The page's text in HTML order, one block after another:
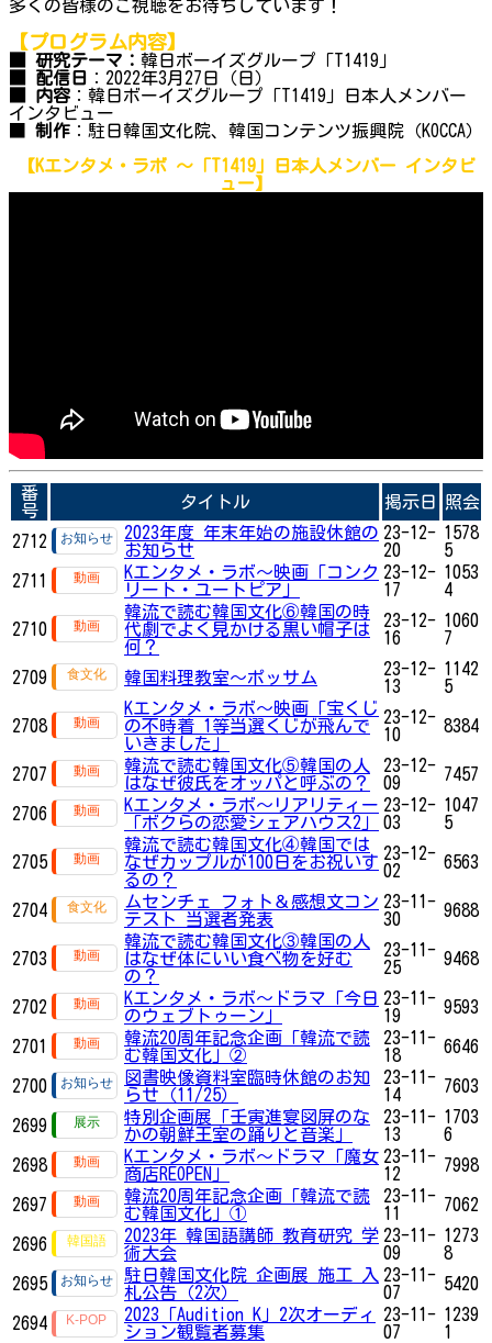
多くの皆様のご視聴をお待ちしています！
【プログラム内容】
■ 研究テーマ： 韓日ボーイズグループ「T1419」
■ 配信日
：2022年3月27日（日）
■ 内容 ：韓日ボーイズグループ「T1419」日本人メンバー
インタビュー
制作 ：駐日韓国文化院、韓国コンテンツ振興院（KOCCA）
【Kエンタメ・ラボ ～「T1419」日本人メンバー インタビ
ュー】
番
号
タイトル 掲示日 照会
2712
2023年度 年末年始の施設休館の
お知らせ
23-12-
20
1578
5
2711
Kエンタメ・ラボ～映画「コンク
リート・ユートピア」
23-12-
17
1053
4
2710
韓流で読む韓国文化⑥韓国の時
代劇でよく見かける黒い帽子は
何？
23-12-
16
1060
7
2709 韓国料理教室～ポッサム
23-12-
13
1142
5
2708
Kエンタメ・ラボ～映画「宝くじ
の不時着 1等当選くじが飛んで
いきました」
23-12-
10
8384
2707
韓流で読む韓国文化⑤韓国の人
はなぜ彼氏をオッパと呼ぶの？
23-12-
09
7457
2706
Kエンタメ・ラボ～リアリティー
「ボクらの恋愛シェアハウス2」
23-12-
03
1047
5
2705
韓流で読む韓国文化④韓国では
なぜカップルが100日をお祝いす
るの？
23-12-
02
6563
2704
ムセンチェ フォト＆感想文コン
テスト 当選者発表
23-11-
30
9688
2703
韓流で読む韓国文化③韓国の人
はなぜ体にいい食べ物を好む
の？
23-11-
25
9468
2702
Kエンタメ・ラボ～ドラマ「今日
のウェブトゥーン」
23-11-
19
9593
2701
韓流20周年記念企画「韓流で読
む韓国文化」②
23-11-
18
6646
2700
図書映像資料室臨時休館のお知
らせ（11/25）
23-11-
14
7603
2699
特別企画展「壬寅進宴図屏のな
かの朝鮮王室の踊りと音楽」
23-11-
13
1703
6
2698
Kエンタメ・ラボ～ドラマ「魔女
商店REOPEN」
23-11-
12
7998
2697
韓流20周年記念企画「韓流で読
む韓国文化」①
23-11-
11
7062
2696
2023年 韓国語講師 教育研究 学
術大会
23-11-
09
1273
8
2695
駐日韓国文化院 企画展 施工 入
札公告（2次）
23-11-
07
5420
2694
2023「Audition K」2次オーディ
ション観覧者募集
23-11-
07
1239
1